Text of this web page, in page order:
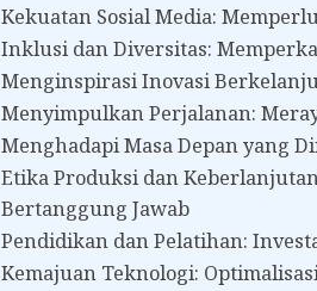
Kekuatan Sosial Media:
Inklusi dan Diversitas:
Menginspirasi Inovasi
Menyimpulkan Perjalanan:
Menghadapi Masa Depan yang
Etika Produksi dan
Bertanggung Jawab
Pendidikan dan Pelatihan:
Kemajuan Teknologi: